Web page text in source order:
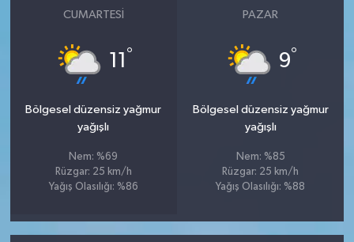
CUMARTESI
11 °
Bölgesel düzensiz yağmur
yağışlı
Nem: %69
Rüzgar: 25 km/h
Yağış Olasılığı: %86
PAZAR
9°
Bölgesel düzensiz yağmur
yağışlı
Nem: %85
Rüzgar: 25 km/h
Yağış Olasılığı: %88